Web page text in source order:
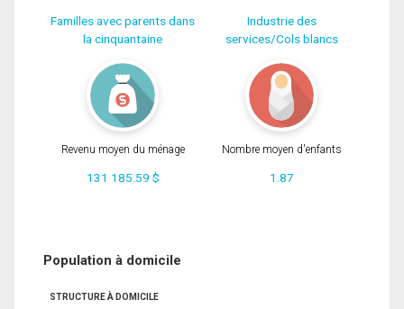
Familles avec parents dans
la cinquantaine
Industrie des
services/Cols blancs
Revenu moyen du ménage
131 185.59 $
Nombre moyen d'enfants
1.87
Population à domicile
STRUCTURE À DOMICILE